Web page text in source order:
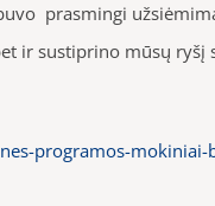
prasmingi
ir sustiprino mūsų ryšį
programos-mokiniai-